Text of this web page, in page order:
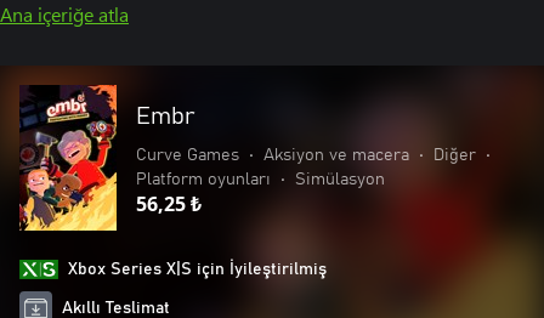
Ana içeriğe atla
Embr
Curve Games • Aksiyon ve macera • Diğer
•
Platform oyunları
• Simülasyon
56,25 ₺
Xbox Series X|S için İyileştirilmiş
Akıllı Teslimat